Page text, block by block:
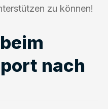
zu können!
nach